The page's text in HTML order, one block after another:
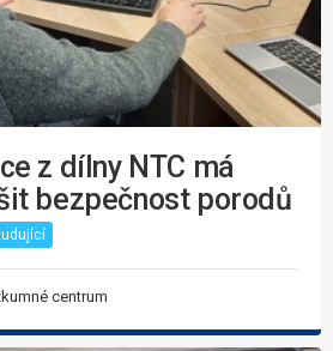
z dílny NTC má
bezpečnost porodů
centrum